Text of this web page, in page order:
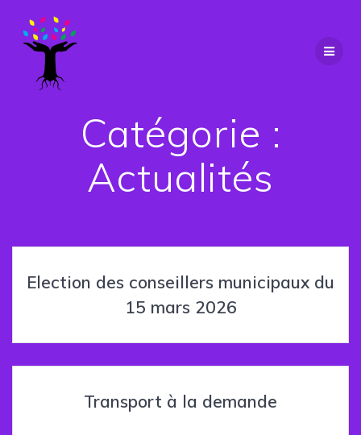
Catégorie :
Actualités
Election des conseillers municipaux du
15 mars 2026
Transport à la demande